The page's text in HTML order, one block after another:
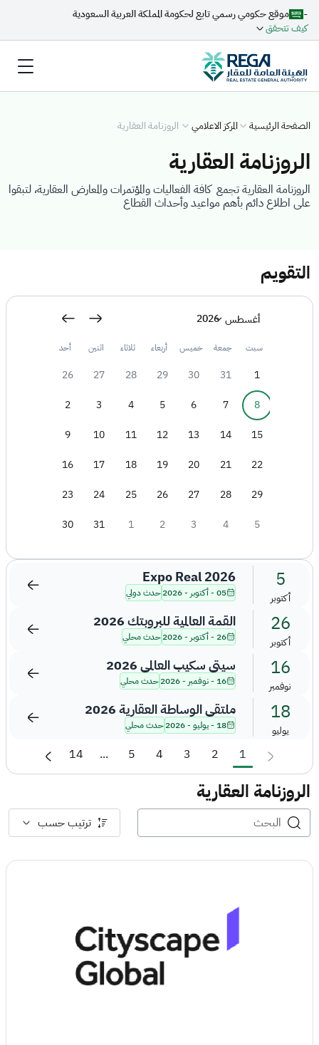
-
موقع حكومي رسمي تابع لحكومة المملكة العربية السعودية
كيف تتحقق
الصفحة الرئيسية المركز الاعلامي الروزنامة العقارية
الروزنامة العقارية
الروزنامة العقارية تجمع كافة الفعاليات والمؤتمرات والمعارض العقارية، لتبقوا
على اطلاع دائم بأهم مواعيد وأحداث القطاع
التقويم
أغسطس 2026
أحد اثنين ثلاثاء أربعاء خميس جمعة سبت
26 27 28 29 30 31
1
2
3 4 5 6 7
8
9
10 11 12 13 14
15
16
17 18 19 20 21
22
23
24 25 26 27 28
29
30
31 1 2 3 4 5
5
أكتوبر
Expo Real 2026
05 - أكتوبر - 2026 حدث دولي
26
أكتوبر
القمة العالمية للبروبتك 2026
26 - أكتوبر - 2026 حدث محلي
16
نوفمبر
سيتي سكيب العالمي 2026
16 - نوفمبر - 2026 حدث محلي
18
يوليو
ملتقى الوساطة العقارية 2026
18 - يوليو - 2026 حدث محلي
1
2
3
4
5
...
14
الروزنامة العقارية
ترتيب حسب